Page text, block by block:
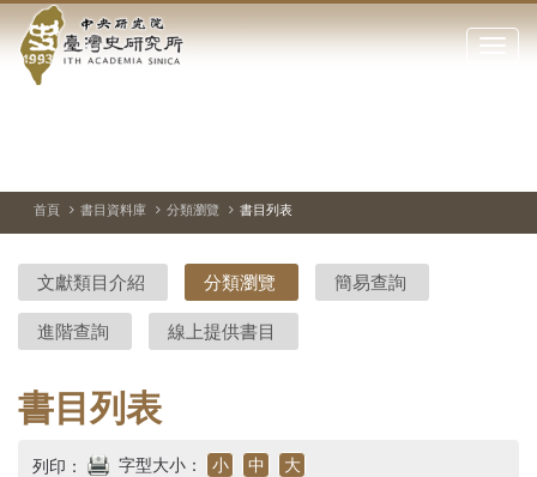
到中
央
院-
臺
灣
史
研
究
點
閉
站
停、
圖
圖
結
首頁 書目資料庫 分類瀏覽 書目列表
文獻類目介紹 分類瀏覽 簡易查詢
進階查詢 線上提供書目
書目列表
列印： 字型大小： 小 中 大